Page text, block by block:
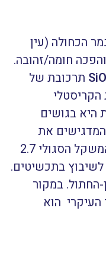
הכחולה (עין
חומה/זהובה.
תרכובת של
הקריסטלי
היא בגושים
המדגישים את
יופייה. הקשיות היא בדרגה 7 והמשקל הסגולי 2.7
בתכשיטים.
החתול. במקור
הוא